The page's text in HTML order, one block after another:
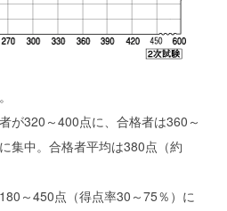
が320～400点に、合格者は360～
集中。合格者平均は380点（約
～450点（得点率30～75％）に